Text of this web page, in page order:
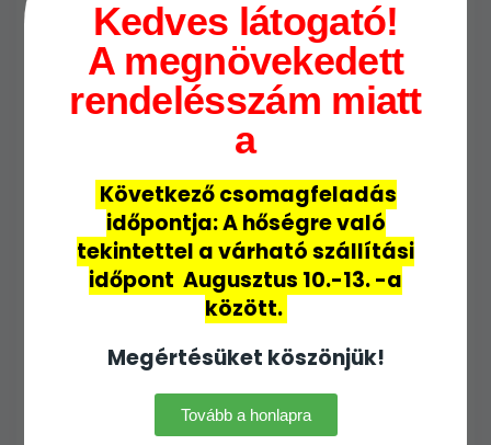
nézd át a növényt beteg részek,
kártevők után; metszéshez és
nyeséshez használt eszközöket
tisztítsd/fertőtlenítsd, és a
fertőzött részeket semmisítsd
Összegzés
Taxus × media ‘Hillii’gondozása
következetességet igényel: évenkénti
tavaszi ellenőrzés, célzott tápanyag-
utánpótlás, megelőző permetezés
nedves időszakokban, és a
problémák gyors diagnózisa
Kedves látogató!
A megnövekedett
rendelésszám miatt
a
Következő csomagfeladás
időpontja: A hőségre való
tekintettel a várható szállítási
időpont Augusztus 10.-13.-a
között.
Megértésüket köszönjük!
Tovább a honlapra